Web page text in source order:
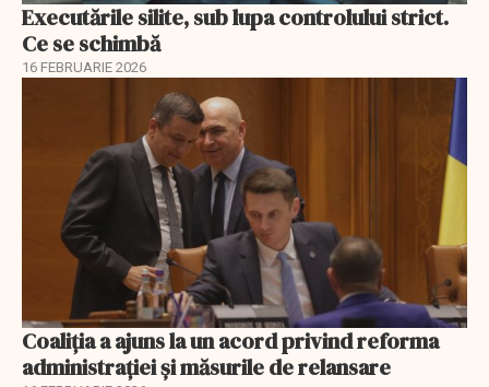
Executările silite, sub lupa controlului strict.
Ce se schimbă
16 FEBRUARIE 2026
Coaliția a ajuns la un acord privind reforma
administrației și măsurile de relansare